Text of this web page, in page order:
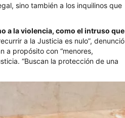
sino también a los inquilinos que
a la violencia, como el intruso que
a la Justicia es nulo”, denunció
a propósito con “menores,
“Buscan la protección de una